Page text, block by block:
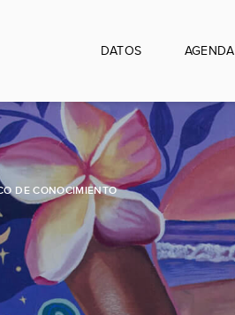
DATOS
DE CONOCIMIENTO